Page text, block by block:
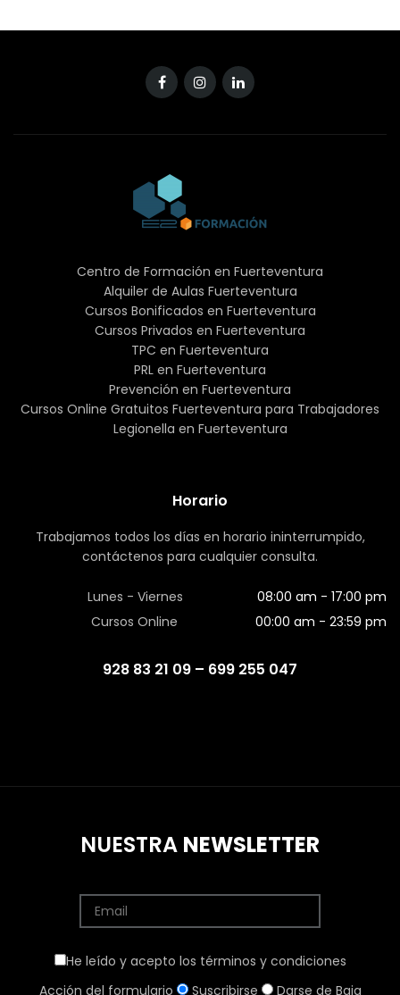
Centro de Formación en Fuerteventura
Alquiler de Aulas Fuerteventura
Cursos Bonificados en Fuerteventura
Cursos Privados en Fuerteventura
TPC en Fuerteventura
PRL en Fuerteventura
Prevención en Fuerteventura
Cursos Online Gratuitos Fuerteventura para Trabajadores
Legionella en Fuerteventura
Horario
Trabajamos todos los días en horario ininterrumpido,
contáctenos para cualquier consulta.
Lunes - Viernes
08:00 am - 17:00 pm
Cursos Online
00:00 am - 23:59 pm
928 83 21 09 – 699 255 047
NUESTRA NEWSLETTER
He leído y acepto los términos y condiciones
Acción del formulario
Suscribirse Darse de Baja